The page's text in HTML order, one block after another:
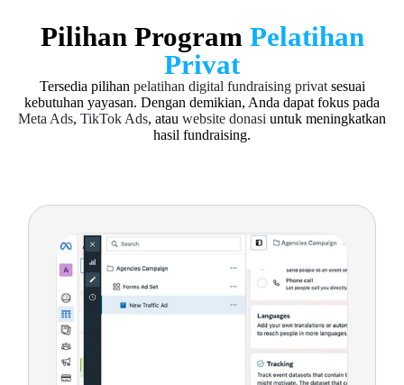
Pilihan Program Pelatihan
Privat
Tersedia pilihan pelatihan digital fundraising privatsesuai
kebutuhan yayasan. Dengan demikian, Anda dapat fokus pada
Meta Ads, TikTok Ads, atau website donasi untuk meningkatkan
hasil fundraising.